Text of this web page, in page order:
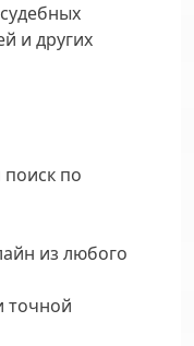
и других
по
из любого
точной